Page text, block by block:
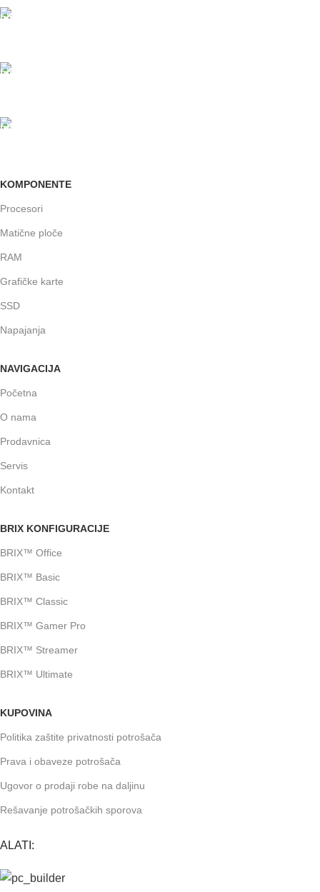
KOMPONENTE
Procesori
Matične ploče
RAM
Grafičke karte
SSD
Napajanja
NAVIGACIJA
Početna
O nama
Prodavnica
Servis
Kontakt
BRIX KONFIGURACIJE
BRIX™ Office
BRIX™ Basic
BRIX™ Classic
BRIX™ Gamer Pro
BRIX™ Streamer
BRIX™ Ultimate
KUPOVINA
Politika zaštite privatnosti potrošača
Prava i obaveze potrošača
Ugovor o prodaji robe na daljinu
Rešavanje potrošačkih sporova
ALATI: